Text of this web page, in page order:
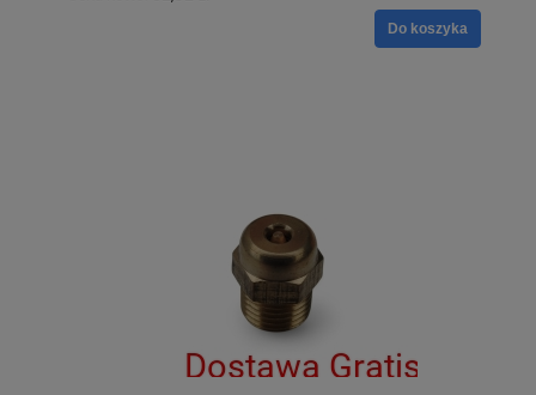
Do koszyka